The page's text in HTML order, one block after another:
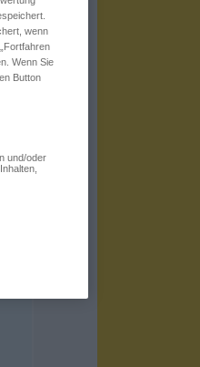
wenn
Wenn Sie
Button
und/oder